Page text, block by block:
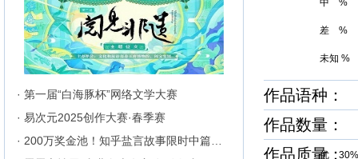
· 第一届“白海豚杯”网络文学大赛
· 易次元2025创作大赛·春季赛
中 %
差 %
未知 %
作品语种：
作品数量
作品质量优 30%